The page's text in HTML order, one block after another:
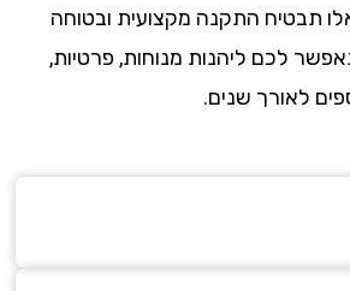
התקנה מקצועית ובטוחה
ליהנות מנוחות, פרטיות,
שנים.